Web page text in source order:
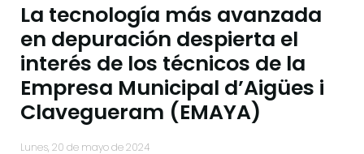
La tecnología más avanzada
en depuración despierta el
interés de los técnicos de la
Empresa Municipal d’Aigües i
Clavegueram (EMAYA)
lunes, 20 de mayo de 2024